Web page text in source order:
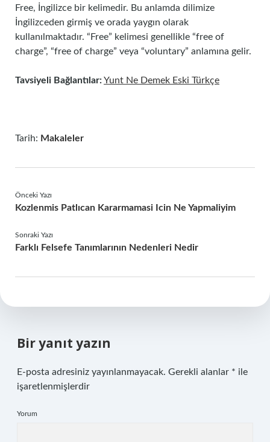
Free, İngilizce bir kelimedir. Bu anlamda dilimize
İngilizceden girmiş ve orada yaygın olarak
kullanılmaktadır. “Free” kelimesi genellikle “free of
charge”, “free of charge” veya “voluntary” anlamına gelir.
Tavsiyeli Bağlantılar:Yunt Ne Demek Eski Türkçe
Tarih: Makaleler
Önceki Yazı
Kozlenmis Patlıcan Kararmamasi Icin Ne Yapmaliyim
Sonraki Yazı
Farklı Felsefe Tanımlarının Nedenleri Nedir
Bir yanıt yazın
E-posta adresiniz yayınlanmayacak. Gerekli alanlar * ile
işaretlenmişlerdir
Yorum